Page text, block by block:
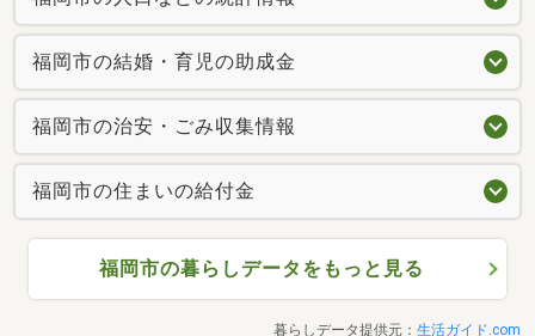
福岡市の結婚・育児の助成金
福岡市の治安・ごみ収集情報
福岡市の住まいの給付金
福岡市の暮らしデータをもっと見る
暮らしデータ提供元： 生活ガイド.com